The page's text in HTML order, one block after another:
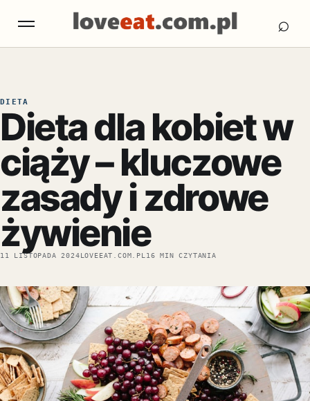
Otwórz menu ⌕
DIETA
Dieta dla kobiet w
ciąży – kluczowe
zasady i zdrowe
żywienie
11 LISTOPADA 2024LOVEEAT.COM.PL 16 MIN CZYTANIA